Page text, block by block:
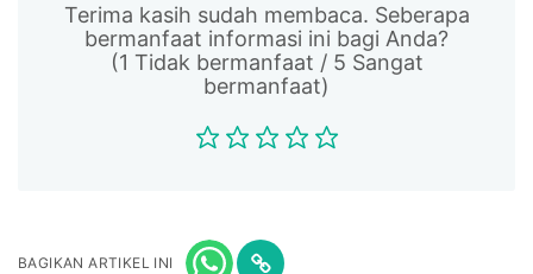
Terima kasih sudah membaca. Seberapa
bermanfaat informasi ini bagi Anda?
(1 Tidak bermanfaat / 5 Sangat
bermanfaat)
BAGIKAN ARTIKEL INI